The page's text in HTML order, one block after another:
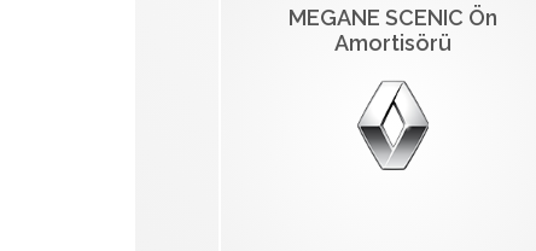
MEGANE SCENIC Ön
Amortisörü